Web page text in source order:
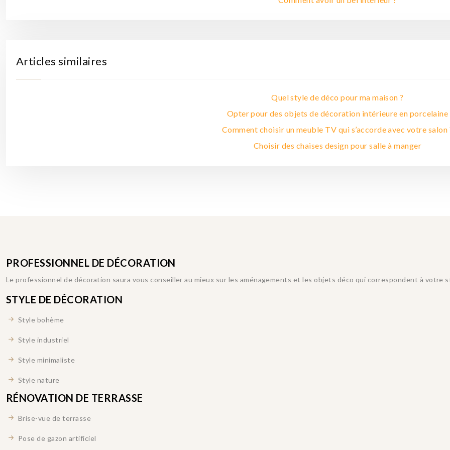
Articles similaires
Quel style de déco pour ma maison ?
Opter pour des objets de décoration intérieure en porcelaine
Comment choisir un meuble TV qui s’accorde avec votre salon
Choisir des chaises design pour salle à manger
PROFESSIONNEL DE DÉCORATION
Le professionnel de décoration saura vous conseiller au mieux sur les aménagements et les objets déco qui correspondent à votre
STYLE DE DÉCORATION
Style bohème
Style industriel
Style minimaliste
Style nature
RÉNOVATION DE TERRASSE
Brise-vue de terrasse
Pose de gazon artificiel